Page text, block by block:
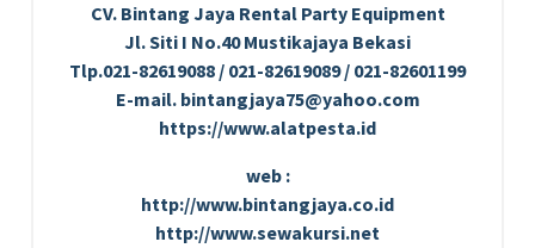
CV. Bintang Jaya Rental Party Equipment
Jl. Siti I No.40 Mustikajaya Bekasi
Tlp.021-82619088 / 021-82619089 / 021-82601199
E-mail. bintangjaya75@yahoo.com
https://www.alatpesta.id
web :
http://www.bintangjaya.co.id
http://www.sewakursi.net